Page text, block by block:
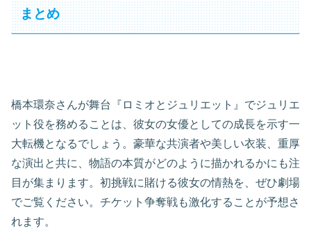
まとめ
橋本環奈さんが舞台『ロミオとジュリエット』でジュリエ
ット役を務めることは、彼女の女優としての成長を示す一
大転機となるでしょう。豪華な共演者や美しい衣装、重厚
な演出と共に、物語の本質がどのように描かれるかにも注
目が集まります。初挑戦に賭ける彼女の情熱を、ぜひ劇場
でご覧ください。チケット争奪戦も激化することが予想さ
れます。